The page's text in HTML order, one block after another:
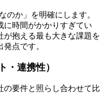
のか」を明確にします。
に時間がかかりすぎてい
が抱える最も大きな課題を
点です。
・連携性）
の要件と照らし合わせて比